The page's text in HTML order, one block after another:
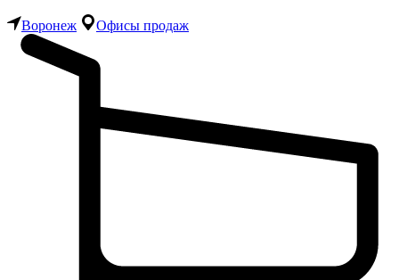
Воронеж Офисы продаж